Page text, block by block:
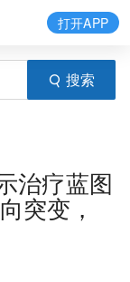
搜索
打开APP
治疗蓝图
突变，